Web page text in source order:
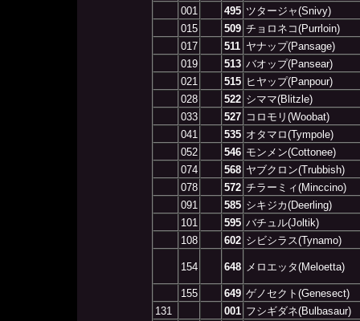
001
495 ツタージャ(Snivy)
015
509 チョロネコ(Purrloin)
017
511 ヤナップ(Pansage)
019
513 バオップ(Pansear)
021
515 ヒヤップ(Panpour)
028
522 シママ(Blitzle)
033
527 コロモリ(Woobat)
041
535 オタマロ(Tympole)
052
546 モンメン(Cottonee)
074
568 ヤブクロン(Trubbish)
078
572 チラーミィ(Minccino)
091
585 シキジカ(Deerling)
101
595 バチュル(Joltik)
108
602 シビシラス(Tynamo)
154 648 メロエッタ(Meloetta)
155 649 ゲノセクト(Genesect)
131
001 フシギダネ(Bulbasaur)